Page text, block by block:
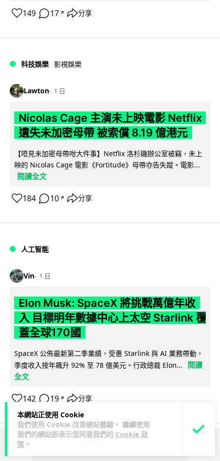
本網站正使用 Cookie
我們使用 Cookie 改善網站體驗。 繼續使用
我們的網站即表示您同意我們的 Cookie 政
策 。
149 17 ↗ 分享
科技娛樂 影視娛樂
Lawton 1 日
Nicolas Cage 主演未上映電影 Netflix
遺失未加密母帶 被索償 8.19 億港元
【唔見未加密母帶咁大件事】Netflix 洛杉磯辦公室被竊，未上
映的 Nicolas Cage 電影《Fortitude》母帶亦告失蹤。電影...
閱讀全文
184 10 ↗ 分享
人工智能
Vin 1 日
Elon Musk: SpaceX 將挑戰萬億年收
入 目標明年數據中心上太空 Starlink 覆
蓋全球170國
SpaceX 公佈最新第二季業績，受惠 Starlink 與 AI 業務帶動，
季度收入按年飆升 92% 至 78 億美元。行政總裁 Elon...
閱讀
全文
142 19 ↗ 分享